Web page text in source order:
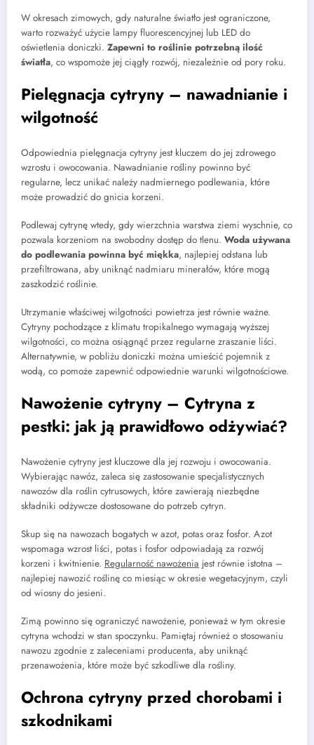
W okresach zimowych, gdy naturalne światło jest ograniczone,
warto rozważyć użycie lampy fluorescencyjnej lub LED do
oświetlenia doniczki. Zapewni to roślinie potrzebną ilość
światła, co wspomoże jej ciągły rozwój, niezależnie od pory roku.
Pielęgnacja cytryny – nawadnianie i
wilgotność
Odpowiednia pielęgnacja cytryny jest kluczem do jej zdrowego
wzrostu i owocowania. Nawadnianie rośliny powinno być
regularne, lecz unikać należy nadmiernego podlewania, które
może prowadzić do gnicia korzeni.
Podlewaj cytrynę wtedy, gdy wierzchnia warstwa ziemi wyschnie, co
pozwala korzeniom na swobodny dostęp do tlenu. Woda używana
do podlewania powinna być miękka, najlepiej odstana lub
przefiltrowana, aby uniknąć nadmiaru minerałów, które mogą
zaszkodzić roślinie.
Utrzymanie właściwej wilgotności powietrza jest równie ważne.
Cytryny pochodzące z klimatu tropikalnego wymagają wyższej
wilgotności, co można osiągnąć przez regularne zraszanie liści.
Alternatywnie, w pobliżu doniczki można umieścić pojemnik z
wodą, co pomoże zapewnić odpowiednie warunki wilgotnościowe.
Nawożenie cytryny – Cytryna z
pestki: jak ją prawidłowo odżywiać?
Nawożenie cytryny jest kluczowe dla jej rozwoju i owocowania.
Wybierając nawóz, zaleca się zastosowanie specjalistycznych
nawozów dla roślin cytrusowych, które zawierają niezbędne
składniki odżywcze dostosowane do potrzeb cytryn.
Skup się na nawozach bogatych w azot, potas oraz fosfor. Azot
wspomaga wzrost liści, potas i fosfor odpowiadają za rozwój
korzeni i kwitnienie. Regularność nawożenia jest równie istotna –
najlepiej nawozić roślinę co miesiąc w okresie wegetacyjnym, czyli
od wiosny do jesieni.
Zimą powinno się ograniczyć nawożenie, ponieważ w tym okresie
cytryna wchodzi w stan spoczynku. Pamiętaj również o stosowaniu
nawozu zgodnie z zaleceniami producenta, aby uniknąć
przenawożenia, które może być szkodliwe dla rośliny.
Ochrona cytryny przed chorobami i
szkodnikami